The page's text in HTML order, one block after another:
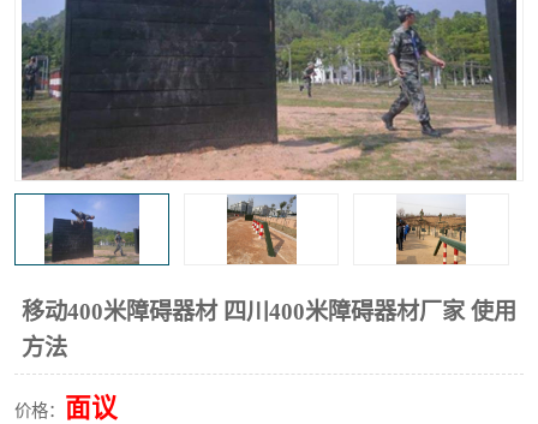
移动400米障碍器材 四川400米障碍器材厂家 使用
方法
价格： 面议